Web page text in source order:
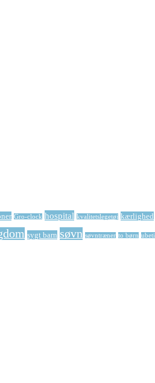
Gro-clock hospital kvalitetslegetøj kærlighed
sygt barn søvn søvntræner to børn